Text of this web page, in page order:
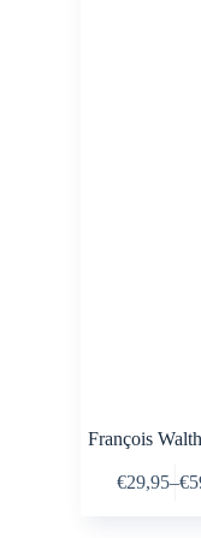
François
€29,95–€